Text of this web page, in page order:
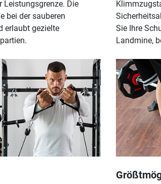
Leistungsgrenze. Die
bei der sauberen
erlaubt gezielte
Sie Ihre
Landmine,